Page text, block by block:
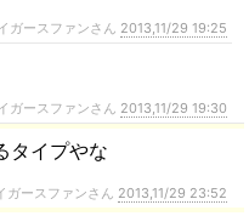
ガースファンさん 2013,11/29 19:25
ガースファンさん 2013,11/29 19:30
タイプやな
ースファンさん 2013,11/29 23:52